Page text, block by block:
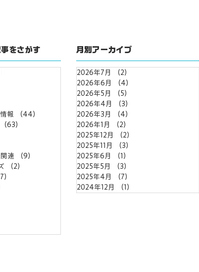
をさがす
報
（44）
（63）
連
（9）
（2）
）
月別アーカイブ
2026年7月 （2）
2026年6月
（4）
2026年5月
（5）
2026年4月
（3）
2026年3月
（4）
2026年1月
（2）
2025年12月
（2）
2025年11月
（3）
2025年6月
（1）
2025年5月
（3）
2025年4月
（7）
2024年12月
（1）